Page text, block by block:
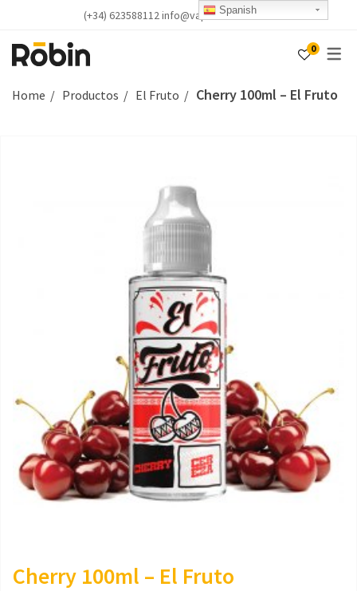
(+34) 623588112 info@vapealicante.com
0
Home Productos El Fruto Cherry 100ml – El Fruto
Cherry 100ml – El Fruto
Spanish